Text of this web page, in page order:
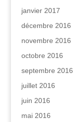
janvier 2017
décembre 2016
novembre 2016
octobre 2016
septembre 2016
juillet 2016
juin 2016
mai 2016